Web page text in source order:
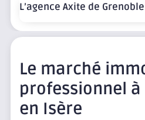
L’agence Axite de Grenoble
Le marché
professionnel à
en Isère